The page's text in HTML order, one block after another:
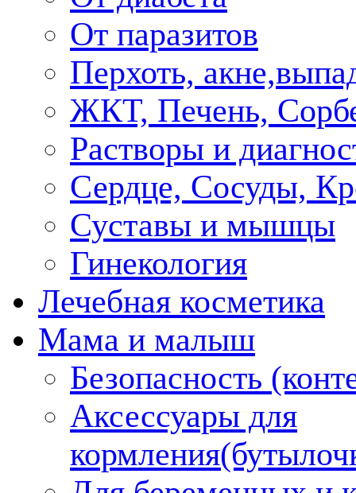
От паразитов
Перхоть,
ЖКТ, Печень,
Растворы и
Сердце, Сосуды,
Суставы и мышцы
Гинекология
Лечебная косметика
Мама и малыш
Безопасность
Аксессуары для